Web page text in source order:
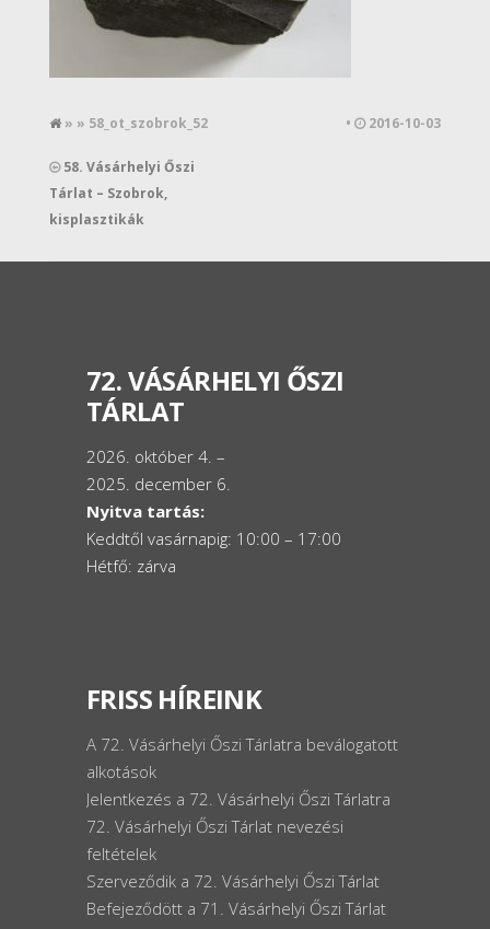
» » 58_ot_szobrok_52 • 2016-10-03
58. Vásárhelyi Őszi
Tárlat – Szobrok,
kisplasztikák
72. VÁSÁRHELYI ŐSZI
TÁRLAT
2026. október 4. –
2025. december 6.
Nyitva tartás:
Keddtől vasárnapig: 10:00 – 17:00
Hétfő: zárva
FRISS HÍREINK
A 72. Vásárhelyi Őszi Tárlatra beválogatott
alkotások
Jelentkezés a 72. Vásárhelyi Őszi Tárlatra
72. Vásárhelyi Őszi Tárlat nevezési
feltételek
Szerveződik a 72. Vásárhelyi Őszi Tárlat
Befejeződött a 71. Vásárhelyi Őszi Tárlat